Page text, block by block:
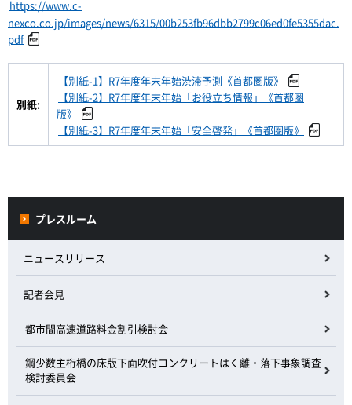
https://www.c-
nexco.co.jp/images/news/6315/00b253fb96dbb2799c06ed0fe5355dac.
pdf
別紙:
【別紙-1】R7年度年末年始渋滞予測《首都圏版》
【別紙-2】R7年度年末年始「お役立ち情報」《首都圏
版》
【別紙-3】R7年度年末年始「安全啓発」《首都圏版》
プレスルーム
ニュースリリース
記者会見
都市間高速道路料金割引検討会
鋼少数主桁橋の床版下面吹付コンクリートはく離・落下事象調査
検討委員会